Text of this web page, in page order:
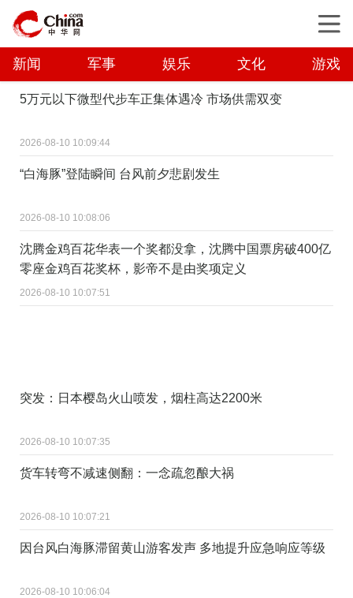
新闻 军事 娱乐 文化 游戏
5万元以下微型代步车正集体遇冷 市场供需双变
2026-08-10 10:09:44
“白海豚”登陆瞬间 台风前夕悲剧发生
2026-08-10 10:08:06
沈腾金鸡百花华表一个奖都没拿，沈腾中国票房破400亿
零座金鸡百花奖杯，影帝不是由奖项定义
2026-08-10 10:07:51
突发：日本樱岛火山喷发，烟柱高达2200米
2026-08-10 10:07:35
货车转弯不减速侧翻：一念疏忽酿大祸
2026-08-10 10:07:21
因台风白海豚滞留黄山游客发声 多地提升应急响应等级
2026-08-10 10:06:04